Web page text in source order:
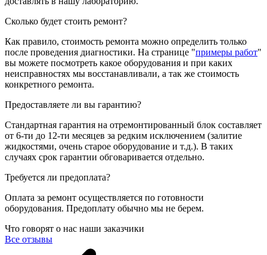
Сколько будет стоить ремонт?
Как правило, стоимость ремонта можно определить только
после проведения диагностики. На странице "примеры работ"
вы можете посмотреть какое оборудования и при каких
неисправностях мы восстанавливали, а так же стоимость
конкретного ремонта.
Предоставляете ли вы гарантию?
Стандартная гарантия на отремонтированный блок составляет
от 6-ти до 12-ти месяцев за редким исключением (залитие
жидкостями, очень старое оборудование и т.д.). В таких
случаях срок гарантии обговаривается отдельно.
Требуется ли предоплата?
Оплата за ремонт осуществляется по готовности
оборудования. Предоплату обычно мы не берем.
Что говорят о нас наши заказчики
Все отзывы